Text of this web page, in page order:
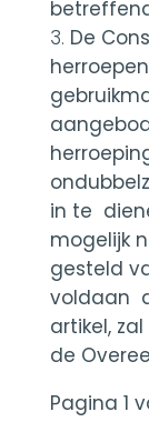
De
in te
mogelijk
gesteld
voldaan
artikel,
de
Pagina 1